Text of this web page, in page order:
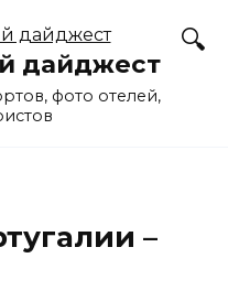
дайджест
фото отелей,
–